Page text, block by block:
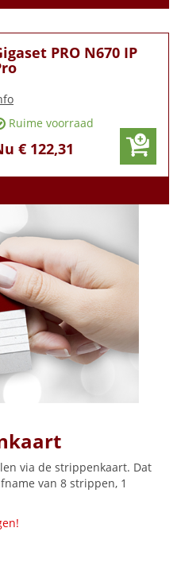
PRO N670 IP
Ruime voorraad
€ 122,31
via de strippenkaart. Dat
van 8 strippen, 1